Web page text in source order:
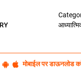
मोबाईल पर डाऊनलोड